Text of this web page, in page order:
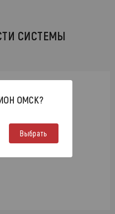
СИСТЕМЫ
ОМСК?
Выбрать